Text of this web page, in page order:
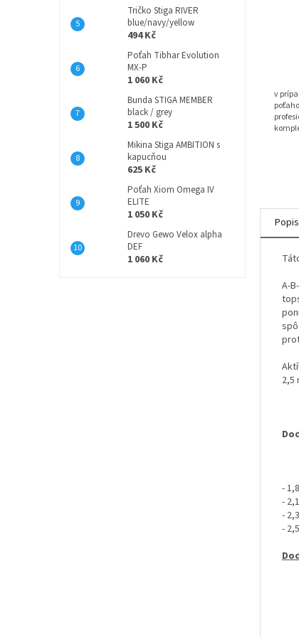
Tričko Stiga RIVER
blue/navy/yellow
494 Kč
Poťah Tibhar Evolution
MX-P
1 060 Kč
Bunda STIGA MEMBER
black / grey
1 500 Kč
Mikina Stiga AMBITION s
kapucňou
625 Kč
Poťah Xiom Omega IV
ELITE
1 050 Kč
Drevo Gewo Velox alpha
DEF
1 060 Kč
v
Popis
A-
2,5
-
-
-
-